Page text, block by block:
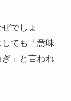
でしょ
ても「意味
」と言われ